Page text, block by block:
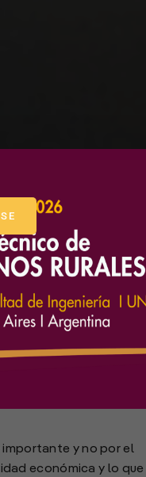
del Autotransporte de
importante y no por el
económica y lo que